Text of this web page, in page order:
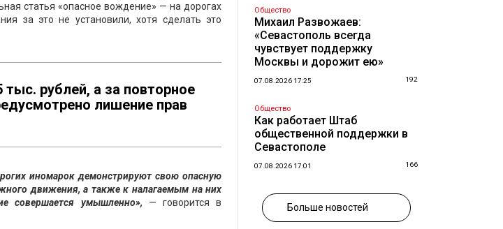
статья «опасное вождение» — на дорогах
за это не установили, хотя сделать это
рублей, а за повторное
лишение прав
иномарок демонстрируют свою опасную
движения, а также к налагаемым на них
совершается умышленно», — говорится в
Общество
Михаил Развожаев:
«Севастополь всегда
чувствует поддержку
Москвы и дорожит ею»
07.08.2026 17:25 192
Общество
Как работает Штаб
общественной поддержки в
Севастополе
07.08.2026 17:01 166
Больше новостей